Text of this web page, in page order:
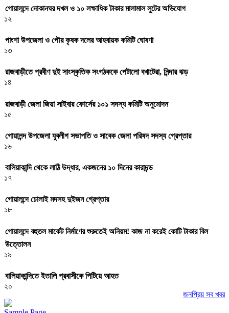
গোয়ালন্দে দোকানঘর দখল ও ১০ লক্ষাধিক টাকার মালামাল লুটের অভিযোগ
১২
পাংশা উপজেলা ও পৌর কৃষক দলের আহবায়ক কমিটি ঘোষণা
১৩
রাজবাড়ীতে প্রবীণ দুই সাংস্কৃতিক সংগঠককে পেটালো বখাটেরা, নিন্দার ঝড়
১৪
রাজবাড়ী জেলা জিয়া সাইবার ফোর্সের ১০১ সদস্য কমিটি অনুমোদন
১৫
গোয়ালন্দ উপজেলা যুবলীগ সভাপতি ও সাবেক জেলা পরিষদ সদস্য গ্রেপ্তার
১৬
বালিয়াকান্দি থেকে লাঠি উদ্ধার, একজনের ১০ দিনের কারাদন্ড
১৭
গোয়ালন্দে চোলাই মদসহ দুইজন গ্রেপ্তার
১৮
গোয়ালন্দে বহুতল মার্কেট নির্মাণের শুরুতেই অনিয়ম! কাজ না করেই কোটি টাকার বিল
উত্তোলন
১৯
বালিয়াকান্দিতে ইতালি প্রবাসীকে পিটিয়ে আহত
২০
জনপ্রিয় সব খবর